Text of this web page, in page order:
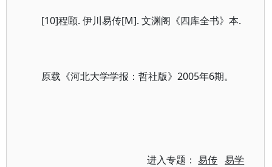
[10]程颐. 伊川易传[M]. 文渊阁《四库全书》本.
原载《河北大学学报：哲社版》2005年6期。
进入专题：易传 易学